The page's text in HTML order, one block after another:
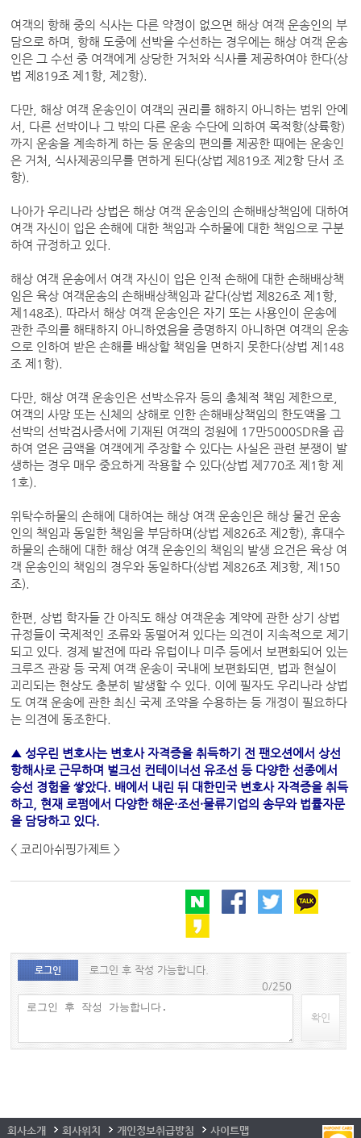
여객의 항해 중의 식사는 다른 약정이 없으면 해상 여객 운송인의 부
담으로 하며, 항해 도중에 선박을 수선하는 경우에는 해상 여객 운송
인은 그 수선 중 여객에게 상당한 거처와 식사를 제공하여야 한다(상
법 제819조 제1항, 제2항).
다만, 해상 여객 운송인이 여객의 권리를 해하지 아니하는 범위 안에
서, 다른 선박이나 그 밖의 다른 운송 수단에 의하여 목적항(상륙항)
까지 운송을 계속하게 하는 등 운송의 편의를 제공한 때에는 운송인
은 거처, 식사제공의무를 면하게 된다(상법 제819조 제2항 단서 조
항).
나아가 우리나라 상법은 해상 여객 운송인의 손해배상책임에 대하여
여객 자신이 입은 손해에 대한 책임과 수하물에 대한 책임으로 구분
하여 규정하고 있다.
해상 여객 운송에서 여객 자신이 입은 인적 손해에 대한 손해배상책
임은 육상 여객운송의 손해배상책임과 같다(상법 제826조 제1항,
제148조). 따라서 해상 여객 운송인은 자기 또는 사용인이 운송에
관한 주의를 해태하지 아니하였음을 증명하지 아니하면 여객의 운송
으로 인하여 받은 손해를 배상할 책임을 면하지 못한다(상법 제148
조 제1항).
다만, 해상 여객 운송인은 선박소유자 등의 총체적 책임 제한으로,
여객의 사망 또는 신체의 상해로 인한 손해배상책임의 한도액을 그
선박의 선박검사증서에 기재된 여객의 정원에 17만5000SDR을 곱
하여 얻은 금액을 여객에게 주장할 수 있다는 사실은 관련 분쟁이 발
생하는 경우 매우 중요하게 작용할 수 있다(상법 제770조 제1항 제
1호).
위탁수하물의 손해에 대하여는 해상 여객 운송인은 해상 물건 운송
인의 책임과 동일한 책임을 부담하며(상법 제826조 제2항), 휴대수
하물의 손해에 대한 해상 여객 운송인의 책임의 발생 요건은 육상 여
객 운송인의 책임의 경우와 동일하다(상법 제826조 제3항, 제150
조).
한편, 상법 학자들 간 아직도 해상 여객운송 계약에 관한 상기 상법
규정들이 국제적인 조류와 동떨어져 있다는 의견이 지속적으로 제기
되고 있다. 경제 발전에 따라 유럽이나 미주 등에서 보편화되어 있는
크루즈 관광 등 국제 여객 운송이 국내에 보편화되면, 법과 현실이
괴리되는 현상도 충분히 발생할 수 있다. 이에 필자도 우리나라 상법
도 여객 운송에 관한 최신 국제 조약을 수용하는 등 개정이 필요하다
는 의견에 동조한다.
▲ 성우린 변호사는 변호사 자격증을 취득하기 전 팬오션에서 상선
항해사로 근무하며 벌크선 컨테이너선 유조선 등 다양한 선종에서
승선 경험을 쌓았다. 배에서 내린 뒤 대한민국 변호사 자격증을 취득
하고, 현재 로펌에서 다양한 해운·조선·물류기업의 송무와 법률자문
을 담당하고 있다.
< 코리아쉬핑가제트 >
로그인
로그인 후 작성 가능합니다.
0/250
확인
회사소개 회사위치 개인정보취급방침
사이트맵